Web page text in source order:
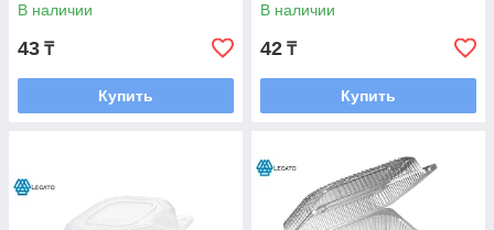
В наличии
43 ₸
Купить
В наличии
42 ₸
Купить